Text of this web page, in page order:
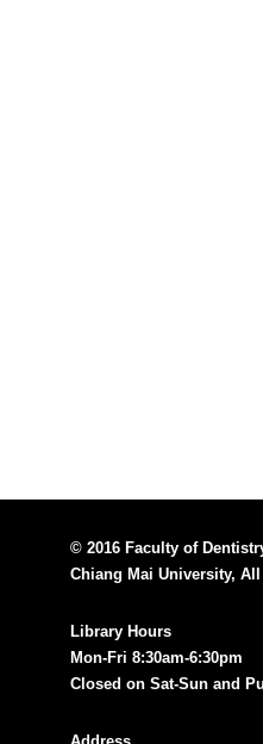
© 2016 Faculty of
Chiang Mai University,
Library Hours
Mon-Fri 8:30am-6:30pm
Closed on Sat-Sun and